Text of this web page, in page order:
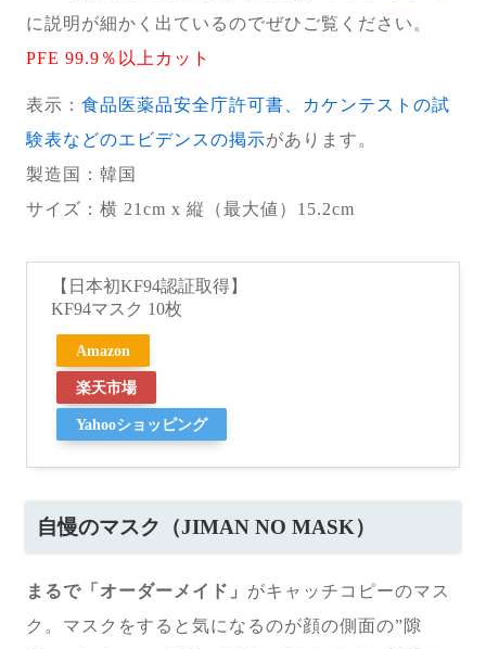
に説明が細かく出ているのでぜひご覧ください。
PFE 99.9％以上カット
表示： 食品医薬品安全庁許可書、カケンテストの試
験表などのエビデンスの掲示があります。
製造国
：韓国
サイズ：横 21cm x 縦（最大値）15.2cm
【日本初KF94認証取得】
KF94マスク 10枚
Amazon
楽天市場
Yahooショッピング
自慢のマスク（JIMAN NO MASK）
まるで「オーダーメイド」 がキャッチコピーのマス
ク。マスクをすると気になるのが顔の側面の”隙